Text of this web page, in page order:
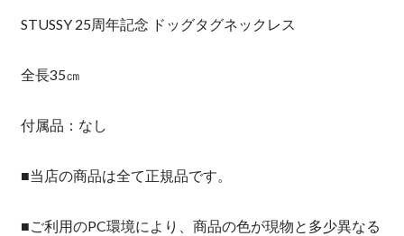
STUSSY 25周年記念 ドッグタグネックレス
全長35㎝
付属品：なし
■当店の商品は全て正規品です。
■ご利用のPC環境により、商品の色が現物と多少異なる